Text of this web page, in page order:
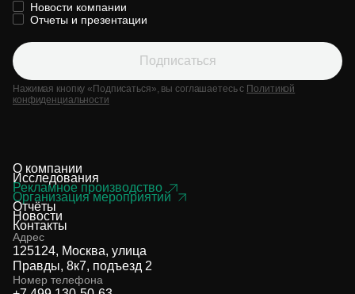
Новости компании
Отчеты и презентации
Подписаться
Нажимая кнопку «Подписаться», вы соглашаетесь с Политикой
конфиденциальности
О компании
Исследования
Рекламное производство
Организация мероприятий
Отчёты
Новости
Контакты
Адрес
125124, Москва, улица
Правды, 8к7, подъезд 2
Номер телефона